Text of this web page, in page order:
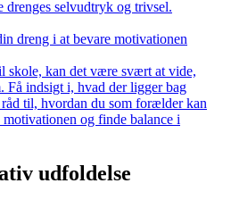
drenges selvudtryk og trivsel.
dreng i at bevare motivationen
skole, kan det være svært at vide,
Få indsigt i, hvad der ligger bag
til, hvordan du som forælder kan
og finde balance i
udfoldelse